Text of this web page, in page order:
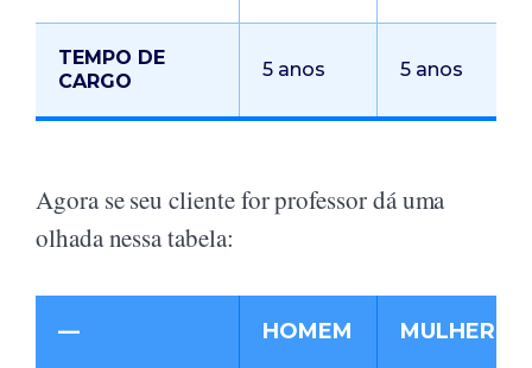
TEMPO DE
CARGO
5 anos 5 anos
Agora se seu cliente for professor dá uma
olhada nessa tabela:
— HOMEM MULHER